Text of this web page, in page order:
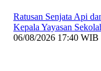
Ratusan Senjata Api
Kepala Yayasan
06/08/2026 17:40 WIB